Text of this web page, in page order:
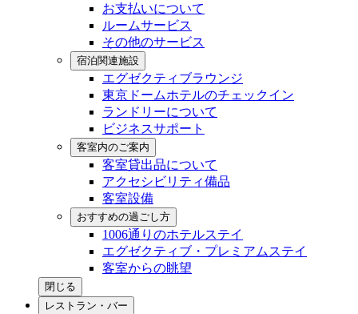
お支払いについて
ルームサービス
その他のサービス
宿泊関連施設
エグゼクティブラウンジ
東京ドームホテルのチェックイン
ランドリーについて
ビジネスサポート
客室内のご案内
客室貸出品について
アクセシビリティ備品
客室設備
おすすめの過ごし方
1006通りのホテルステイ
エグゼクティブ・プレミアムステイ
客室からの眺望
閉じる
レストラン・バー